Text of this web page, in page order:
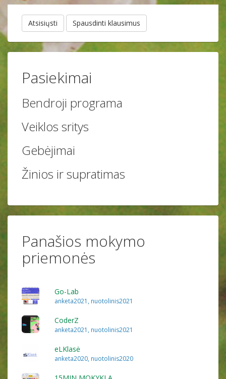
Atsisiųsti Spausdinti klausimus
Pasiekimai
Bendroji programa
Veiklos sritys
Gebėjimai
Žinios ir supratimas
Panašios mokymo
priemonės
Go-Lab
anketa2021 , nuotolinis2021
CoderZ
anketa2021 , nuotolinis2021
eLKlasė
anketa2020, nuotolinis2020